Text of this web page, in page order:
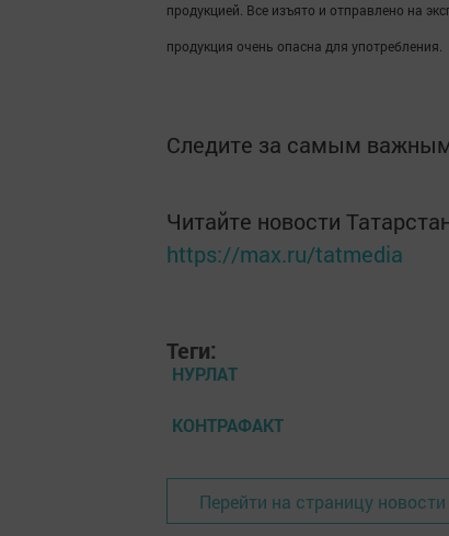
продукцией. Все изъято и отправлено на
продукция очень опасна для употребления.
Следите за самым
Читайте новости
https://max.ru/tatmedia
Теги:
НУРЛАТ
КОНТРАФАКТ
Перейти на страницу новости